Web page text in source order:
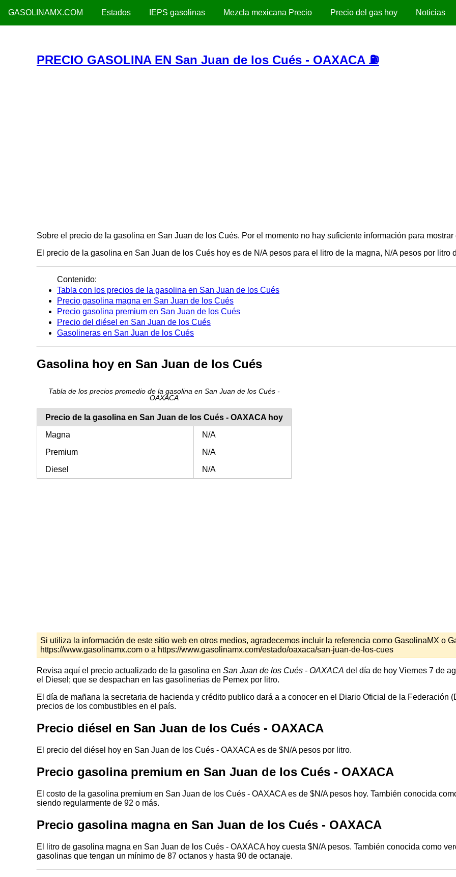
GASOLINAMX.COM Estados IEPS gasolinas Mezcla mexicana Precio Precio del gas hoy Noticias
PRECIO GASOLINA EN San Juan de los Cués - OAXACA ⛽
Sobre el precio de la gasolina en San Juan de los Cués. Por el momento no hay suficiente información para
El precio de la gasolina en San Juan de los Cués hoy es de N/A pesos para el litro de la magna, N/A pesos por litro
Contenido:
Tabla con los precios de la gasolina en San Juan de los Cués
Precio gasolina magna en San Juan de los Cués
Precio gasolina premium en San Juan de los Cués
Precio del diésel en San Juan de los Cués
Gasolineras en San Juan de los Cués
Gasolina hoy en San Juan de los Cués
Tabla de los precios promedio de la gasolina en San Juan de los Cués -
OAXACA
Precio de la gasolina en San Juan de los Cués - OAXACA hoy
Magna
N/A
Premium
N/A
Diesel
N/A
Si utiliza la información de este sitio web en otros medios, agradecemos incluir la referencia como GasolinaMX o
https://www.gasolinamx.com o a https://www.gasolinamx.com/estado/oaxaca/san-juan-de-los-cues
Revisa aquí el precio actualizado de la gasolina en San Juan de los Cués - OAXACA del día de hoy Viernes 7 de
el Diesel; que se despachan en las gasolinerias de Pemex por litro.
El día de mañana la secretaria de hacienda y crédito publico dará a a conocer en el Diario Oficial de la Federación
precios de los combustibles en el país.
Precio diésel en San Juan de los Cués - OAXACA
El precio del diésel hoy en San Juan de los Cués - OAXACA es de $N/A pesos por litro.
Precio gasolina premium en San Juan de los Cués - OAXACA
El costo de la gasolina premium en San Juan de los Cués - OAXACA es de $N/A pesos hoy. También conocida
siendo regularmente de 92 o más.
Precio gasolina magna en San Juan de los Cués - OAXACA
El litro de gasolina magna en San Juan de los Cués - OAXACA hoy cuesta $N/A pesos. También conocida como
gasolinas que tengan un mínimo de 87 octanos y hasta 90 de octanaje.